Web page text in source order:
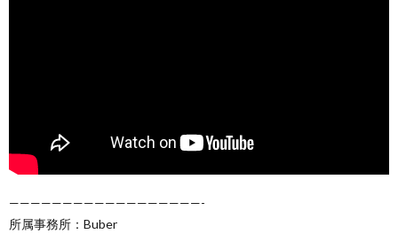
——————————————————-
所属事務所：Buber